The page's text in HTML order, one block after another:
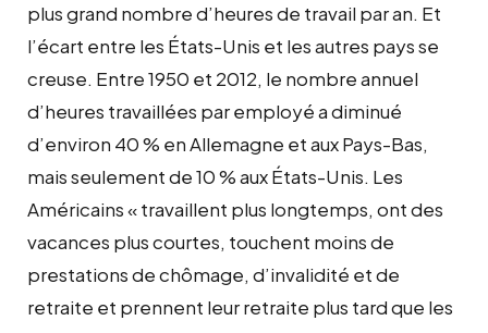
plus grand nombre d’heures de travail par an. Et
l’écart entre les États-Unis et les autres pays se
creuse. Entre 1950 et 2012, le nombre annuel
d’heures travaillées par employé a diminué
d’environ 40 % en Allemagne et aux Pays-Bas,
mais seulement de 10 % aux États-Unis. Les
Américains « travaillent plus longtemps, ont des
vacances plus courtes, touchent moins de
prestations de chômage, d’invalidité et de
retraite et prennent leur retraite plus tard que les